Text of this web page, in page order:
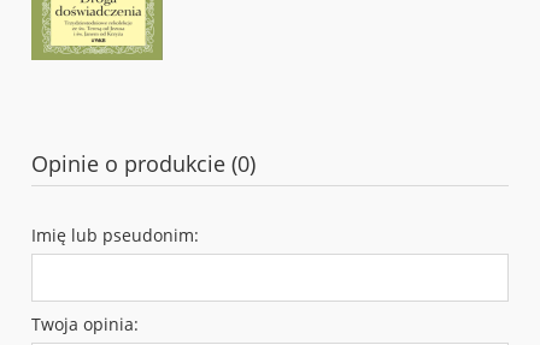
Opinie o produkcie (0)
Imię lub pseudonim:
Twoja opinia: